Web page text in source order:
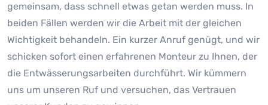
gemeinsam, dass schnell etwas getan werden muss. In
beiden Fällen werden wir die Arbeit mit der gleichen
Wichtigkeit behandeln. Ein kurzer Anruf genügt, und wir
schicken sofort einen erfahrenen Monteur zu Ihnen, der
die Entwässerungsarbeiten durchführt. Wir kümmern
uns um unseren Ruf und versuchen, das Vertrauen